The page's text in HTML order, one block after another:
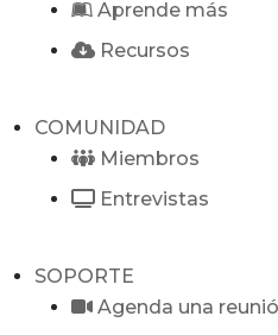
Aprende más
Recursos
COMUNIDAD
Miembros
Entrevistas
SOPORTE
Agenda una